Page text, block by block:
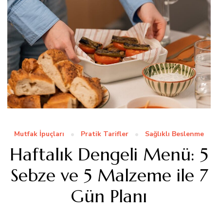
Mutfak İpuçları Pratik Tarifler Sağlıklı Beslenme
Haftalık Dengeli Menü: 5
Sebze ve 5 Malzeme ile 7
Gün Planı